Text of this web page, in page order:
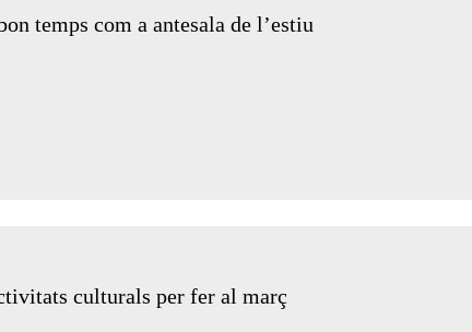
temps com a antesala de l’estiu
culturals per fer al març